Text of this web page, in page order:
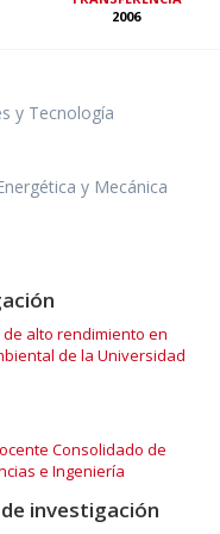
2006
y Tecnología
y Mecánica
alto rendimiento en
de la Universidad
Consolidado de
e Ingeniería
investigación